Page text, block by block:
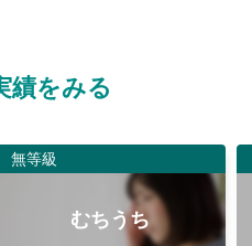
績をみる
無等級
むちうち